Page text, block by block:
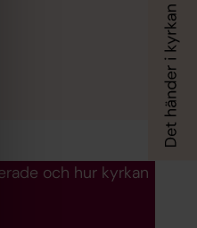
och hur kyrkan